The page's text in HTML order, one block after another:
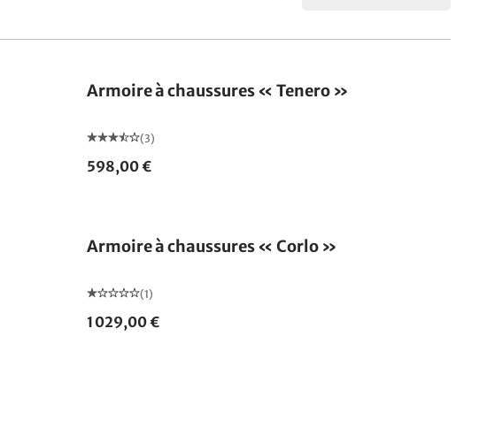
Armoire à chaussures « Tenero »
(3)
598,00 €
Armoire à chaussures « Corlo »
(1)
1 029,00 €